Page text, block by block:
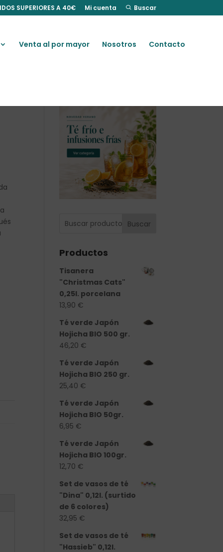
SUPERIORES A 40€ Mi cuenta Buscar
Venta al por mayor Nosotros Contacto
Buscar
Productos
Tisanera
"Christmas Cats"
0,25l. porcelana
13,90 €
Té verde Japón
Hojicha BIO 500 gr.
46,20 €
Té verde Japón
Hojicha BIO 250 gr.
25,40 €
Té verde Japón
Hojicha BIO 50gr.
6,95 €
Té verde Japón
Hojicha BIO 100gr.
12,70 €
Set de vasos de té
"Dina" 0,12l. (surtido
de 6 colores)
32,95 €
Set de vasos de té
"Hassieb" 0,12l.